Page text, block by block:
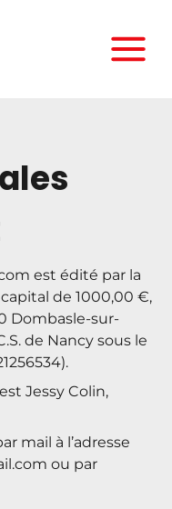
est édité par la
capital de 1000,00 €,
Dombasle-sur-
de Nancy sous le
est Jessy Colin,
mail à l’adresse
ou par